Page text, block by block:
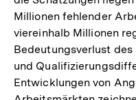
Millionen fehlender
viereinhalb Millionen
Bedeutungsverlust
und
Entwicklungen von